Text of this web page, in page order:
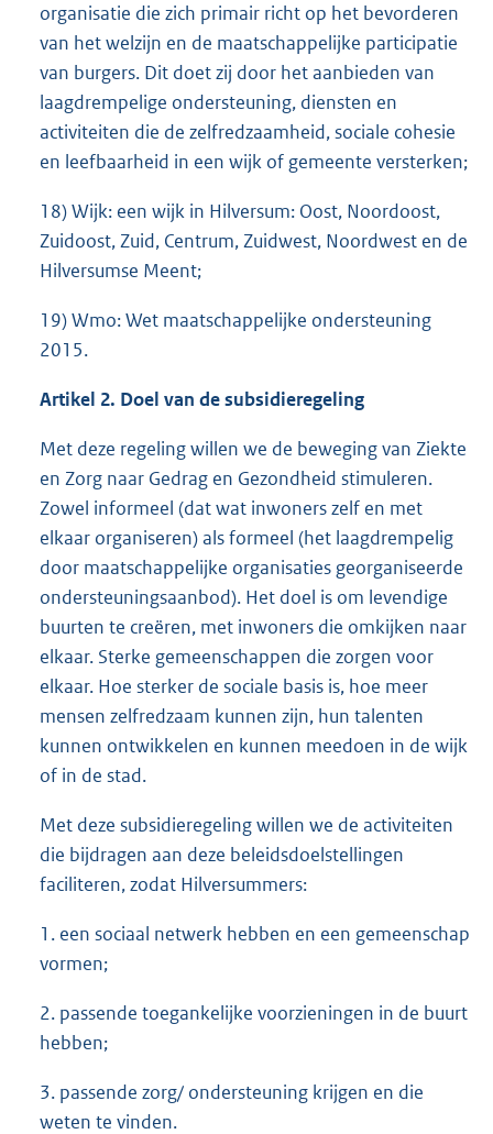
organisatie die zich primair richt op het bevorderen
van het welzijn en de maatschappelijke participatie
van burgers. Dit doet zij door het aanbieden van
laagdrempelige ondersteuning, diensten en
activiteiten die de zelfredzaamheid, sociale cohesie
en leefbaarheid in een wijk of gemeente versterken;
18) Wijk: een wijk in Hilversum: Oost, Noordoost,
Zuidoost, Zuid, Centrum, Zuidwest, Noordwest en de
Hilversumse Meent;
19) Wmo: Wet maatschappelijke ondersteuning
2015.
Artikel 2. Doel van de subsidieregeling
Met deze regeling willen we de beweging van Ziekte
en Zorg naar Gedrag en Gezondheid stimuleren.
Zowel informeel (dat wat inwoners zelf en met
elkaar organiseren) als formeel (het laagdrempelig
door maatschappelijke organisaties georganiseerde
ondersteuningsaanbod). Het doel is om levendige
buurten te creëren, met inwoners die omkijken naar
elkaar. Sterke gemeenschappen die zorgen voor
elkaar. Hoe sterker de sociale basis is, hoe meer
mensen zelfredzaam kunnen zijn, hun talenten
kunnen ontwikkelen en kunnen meedoen in de wijk
of in de stad.
Met deze subsidieregeling willen we de activiteiten
die bijdragen aan deze beleidsdoelstellingen
faciliteren, zodat Hilversummers:
1. een sociaal netwerk hebben en een gemeenschap
vormen;
2. passende toegankelijke voorzieningen in de buurt
hebben;
3. passende zorg/ ondersteuning krijgen en die
weten te vinden.